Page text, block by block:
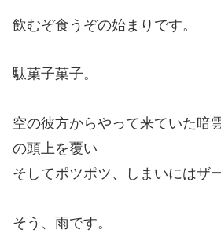
飲むぞ食うぞの始まりです。
駄菓子菓子。
空の彼方からやって来ていた暗
の頭上を覆い
そしてポツポツ、しまいにはザ
そう、雨です。